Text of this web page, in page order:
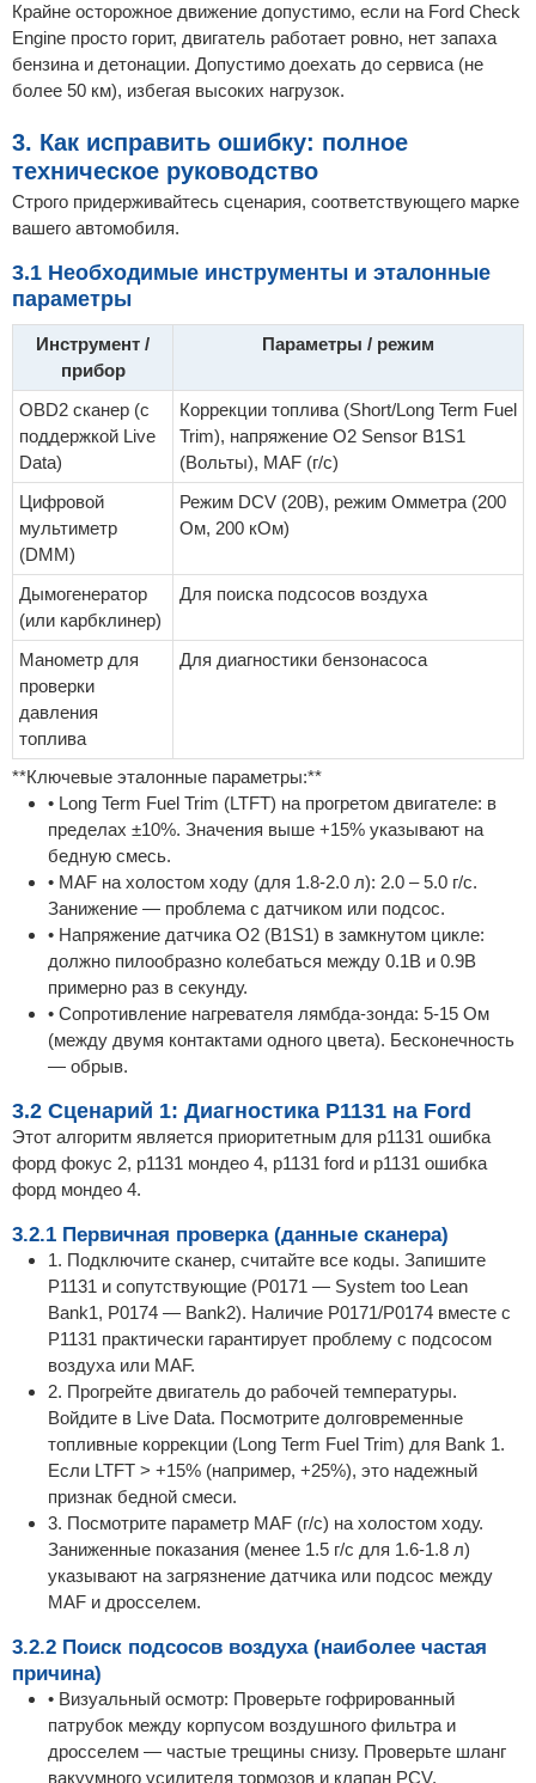
Крайне осторожное движение допустимо, если на Ford Check
Engine просто горит, двигатель работает ровно, нет запаха
бензина и детонации. Допустимо доехать до сервиса (не
более 50 км), избегая высоких нагрузок.
3. Как исправить ошибку: полное
техническое руководство
Строго придерживайтесь сценария, соответствующего марке
вашего автомобиля.
3.1 Необходимые инструменты и эталонные
параметры
Инструмент /
прибор
Параметры / режим
OBD2 сканер (с
поддержкой Live
Data)
Коррекции топлива (Short/Long Term Fuel
Trim), напряжение O2 Sensor B1S1
(Вольты), MAF (г/с)
Цифровой
мультиметр
(DMM)
Режим DCV (20В), режим Омметра (200
Ом, 200 кОм)
Дымогенератор
(или карбклинер)
Для поиска подсосов воздуха
Манометр для
проверки
давления
топлива
Для диагностики бензонасоса
**Ключевые эталонные параметры:**
• Long Term Fuel Trim (LTFT) на прогретом двигателе: в
пределах ±10%. Значения выше +15% указывают на
бедную смесь.
• MAF на холостом ходу (для 1.8-2.0 л): 2.0 – 5.0 г/с.
Занижение — проблема с датчиком или подсос.
• Напряжение датчика O2 (B1S1) в замкнутом цикле:
должно пилообразно колебаться между 0.1В и 0.9В
примерно раз в секунду.
• Сопротивление нагревателя лямбда-зонда: 5-15 Ом
(между двумя контактами одного цвета). Бесконечность
— обрыв.
3.2 Сценарий 1: Диагностика P1131 на Ford
Этот алгоритм является приоритетным для p1131 ошибка
форд фокус 2, p1131 мондео 4, p1131 ford и p1131 ошибка
форд мондео 4.
3.2.1 Первичная проверка (данные сканера)
1. Подключите сканер, считайте все коды. Запишите
P1131 и сопутствующие (P0171 — System too Lean
Bank1, P0174 — Bank2). Наличие P0171/P0174 вместе с
P1131 практически гарантирует проблему с подсосом
воздуха или MAF.
2. Прогрейте двигатель до рабочей температуры.
Войдите в Live Data. Посмотрите долговременные
топливные коррекции (Long Term Fuel Trim) для Bank 1.
Если LTFT > +15% (например, +25%), это надежный
признак бедной смеси.
3. Посмотрите параметр MAF (г/с) на холостом ходу.
Заниженные показания (менее 1.5 г/с для 1.6-1.8 л)
указывают на загрязнение датчика или подсос между
MAF и дросселем.
3.2.2 Поиск подсосов воздуха (наиболее частая
причина)
• Визуальный осмотр: Проверьте гофрированный
патрубок между корпусом воздушного фильтра и
дросселем — частые трещины снизу. Проверьте шланг
вакуумного усилителя тормозов и клапан PCV.